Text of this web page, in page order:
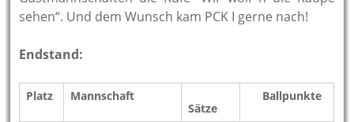
sehen“. Und dem Wunsch kam PCK I gerne nach!
Endstand:
Platz
Mannschaft
Sätze
Ballpunkte